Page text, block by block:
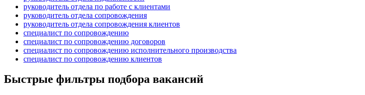
руководитель отдела по работе с клиентами
руководитель отдела сопровождения
руководитель отдела сопровождения клиентов
специалист по сопровождению
специалист по сопровождению договоров
специалист по сопровождению исполнительного производства
специалист по сопровождению клиентов
Быстрые фильтры подбора вакансий